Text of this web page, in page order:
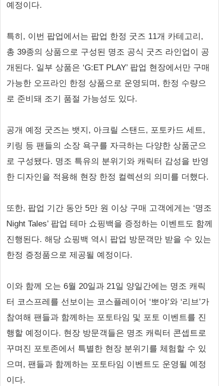
예정이다.
특히, 이번 팝업에서는 팝업 한정 굿즈 11개 카테고리,
총 39종의 상품으로 구성된 명조 공식 굿즈 라인업이 공
개된다. 일부 상품은 ‘G:ET PLAY’ 팝업 현장에서만 구매
가능한 오프라인 한정 상품으로 운영되며, 한정 수량으
로 준비돼 조기 품절 가능성도 있다.
공개 예정 굿즈는 뱃지, 아크릴 스탠드, 포토카드 세트,
키링 등 팬들의 소장 욕구를 자극하는 다양한 상품군으
로 구성됐다. 명조 특유의 분위기와 캐릭터 감성을 반영
한 디자인을 적용해 현장 한정 컬렉션의 의미를 더했다.
또한, 팝업 기간 동안 5만 원 이상 구매 고객에게는 ‘명조
Night Tales’ 팝업 테마 쇼핑백을 증정하는 이벤트도 함께
진행된다. 해당 쇼핑백 역시 팝업 방문객만 받을 수 있는
한정 증정품으로 제공될 예정이다.
이와 함께 오는 6월 20일과 21일 양일간에는 명조 캐릭
터 코스프레를 선보이는 코스플레이어 ‘뽀야’와 ‘리브’가
참여해 팬들과 함께하는 포토타임 및 포토 이벤트를 진
행할 예정이다. 현장 방문객들은 명조 캐릭터 콘셉트로
꾸며진 포토존에서 특별한 현장 분위기를 체험할 수 있
으며, 팬들과 함께하는 포토타임 이벤트도 운영될 예정
이다.